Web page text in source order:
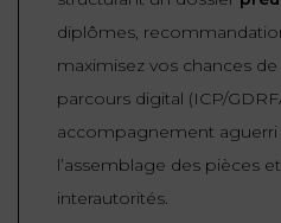
diplômes,
maximisez vos chances
parcours digital (ICP/
accompagnement aguerri
l’assemblage des pièces
interautorités.